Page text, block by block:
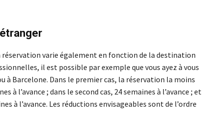
varie également en fonction de la destination
il est possible par exemple que vous ayez à vous
à Barcelone. Dans le premier cas, la réservation la moins
à l’avance ; dans le second cas, 24 semaines à l’avance ; et
à l’avance. Les réductions envisageables sont de l’ordre